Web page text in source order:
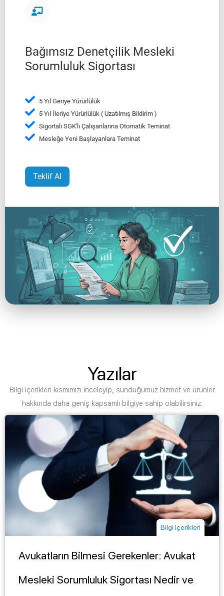
Bağımsız Denetçilik Mesleki
Sorumluluk Sigortası
5 Yıl Geriye Yürürlülük
5 Yıl İleriye Yürürlülük ( Uzatılmış Bildirim )
Sigortalı SGK'lı Çalışanlarına Otomatik Teminat
Mesleğe Yeni Başlayanlara Teminat
Teklif Al
Yazılar
Bilgi içerikleri kısmımızı inceleyip, sunduğumuz hizmet ve ürünler
hakkında daha geniş kapsamlı bilgiye sahip olabilirsiniz.
Bilgi İçerikleri
Avukatların Bilmesi Gerekenler: Avukat
Mesleki Sorumluluk Sigortası Nedir ve